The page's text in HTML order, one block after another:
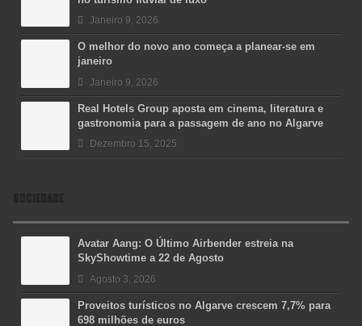
Janeiro 9, 2026
O melhor do novo ano começa a planear-se em
janeiro
Janeiro 9, 2026
Real Hotels Group aposta em cinema, literatura e
gastronomia para a passagem de ano no Algarve
Dezembro 15, 2025
SOCIEDADE
Avatar Aang: O Último Airbender estreia na
SkyShowtime a 22 de Agosto
Agosto 3, 2026
Proveitos turísticos no Algarve crescem 7,7% para
698 milhões de euros